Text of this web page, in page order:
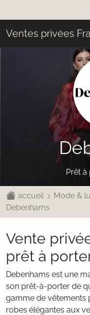
Ventes privées
Prêt
accueil Mode &
Debenhams
Vente
prêt à
Debenhams est une
son prêt-à-porter de
gamme de vêtements
robes élégantes aux